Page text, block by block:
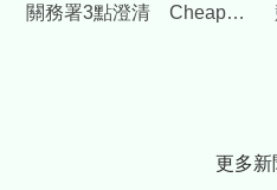
關務署3點澄清 Cheap重
更多